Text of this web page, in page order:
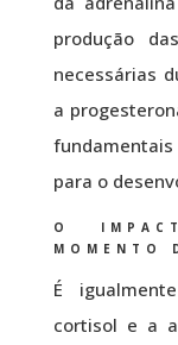
produção
necessárias
a
para o
O
MOMENTO
É
cortisol e a